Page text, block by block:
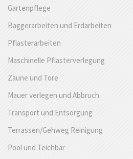
Gartenpflege
Baggerarbeiten und Erdarbeiten
Pflasterarbeiten
Maschinelle Pflasterverlegung
Zäune und Tore
Mauer verlegen und Abbruch
Transport und Entsorgung
Terrassen/Gehweg Reinigung
Pool und Teichbar